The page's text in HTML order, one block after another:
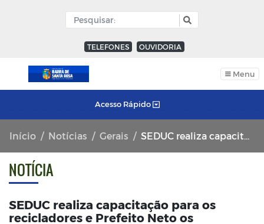
TELEFONES OUVIDORIA
Menu
Acesso Rápido
Início Notícias Gerais SEDUC realiza capacitação para os recicladores e Prefeito Neto os contempla com triciclos
NOTÍCIA
SEDUC realiza capacitação para os
recicladores e Prefeito Neto os